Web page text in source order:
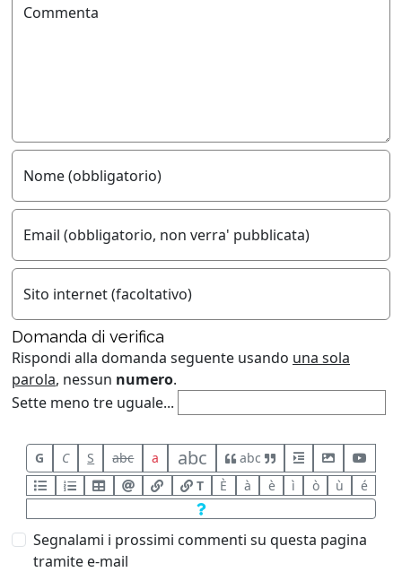
Commenta
Nome (obbligatorio)
Email (obbligatorio, non verra' pubblicata)
Sito internet (facoltativo)
Domanda di verifica
Rispondi alla domanda seguente usando una sola
parola, nessun numero.
Sette meno tre uguale...
G C S abc a abc
abc
T
È à è ì ò ù é
Segnalami i prossimi commenti su questa pagina
tramite e-mail